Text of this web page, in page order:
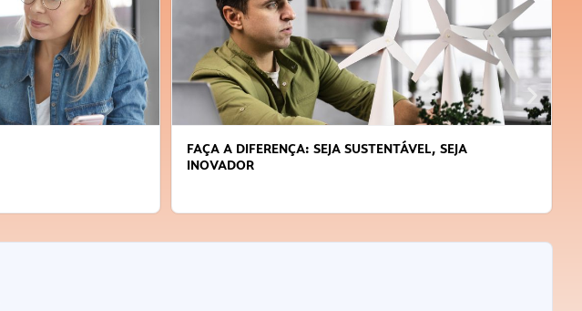
FAÇA A DIFERENÇA: SEJA SUSTENTÁVEL, SEJA
INOVADOR